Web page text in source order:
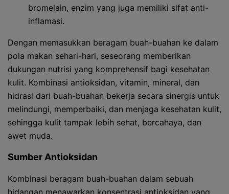
bromelain, enzim yang juga memiliki sifat anti-
inflamasi.
Dengan memasukkan beragam buah-buahan ke dalam
pola makan sehari-hari, seseorang memberikan
dukungan nutrisi yang komprehensif bagi kesehatan
kulit. Kombinasi antioksidan, vitamin, mineral, dan
hidrasi dari buah-buahan bekerja secara sinergis untuk
melindungi, memperbaiki, dan menjaga kesehatan kulit,
sehingga kulit tampak lebih sehat, bercahaya, dan
awet muda.
Sumber Antioksidan
Kombinasi beragam buah-buahan dalam sebuah
hidangan menawarkan konsentrasi antioksidan yang